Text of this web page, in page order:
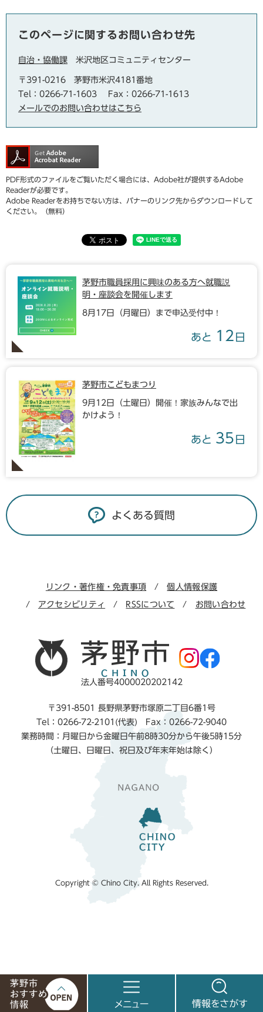
このページに関するお問い合わせ先
自治・協働課 米沢地区コミュニティセンター
〒391-0216 茅野市米沢4181番地
Tel：0266-71-1603
Fax：0266-71-1613
メールでのお問い合わせはこちら
PDF形式のファイルをご覧いただく場合には、Adobe社が提供するAdobe
Readerが必要です。
Adobe Readerをお持ちでない方は、バナーのリンク先からダウンロードして
ください。（無料）
茅野市職員採用に興味のある方へ就職説
明・座談会を開催します
8月17日（月曜日）まで申込受付中！
あと 12 日
茅野市こどもまつり
9月12日（土曜日）開催！家族みんなで出
かけよう！
あと 35 日
よくある質問
リンク・著作権・免責事項 個人情報保護
アクセシビリティ RSSについて お問い合わせ
法人番号4000020202142
〒391-8501 長野県茅野市塚原二丁目6番1号
Tel：0266-72-2101(代表) Fax：0266-72-9040
業務時間：月曜日から金曜日午前8時30分から午後5時15分
（土曜日、日曜日、祝日及び年末年始は除く）
Copyright © Chino City. All Rights Reserved.